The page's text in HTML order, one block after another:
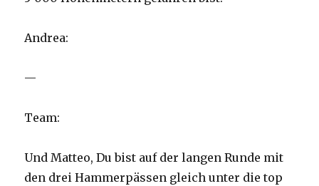
Andrea:
—
Team:
Und Matteo, Du bist auf der langen Runde mit
den drei Hammerpässen gleich unter die top